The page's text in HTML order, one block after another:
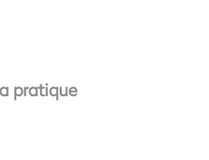
pratique